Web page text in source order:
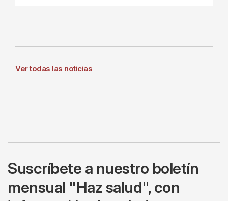
Ver todas las noticias
Suscríbete a nuestro boletín
mensual "Haz salud", con